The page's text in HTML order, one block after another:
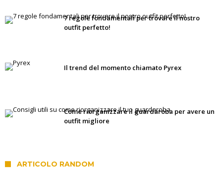
7 regole fondamentali per trovare il nostro
outfit perfetto!
Il trend del momento chiamato Pyrex
Come riorganizzare il guardaroba per avere un
outfit migliore
ARTICOLO RANDOM